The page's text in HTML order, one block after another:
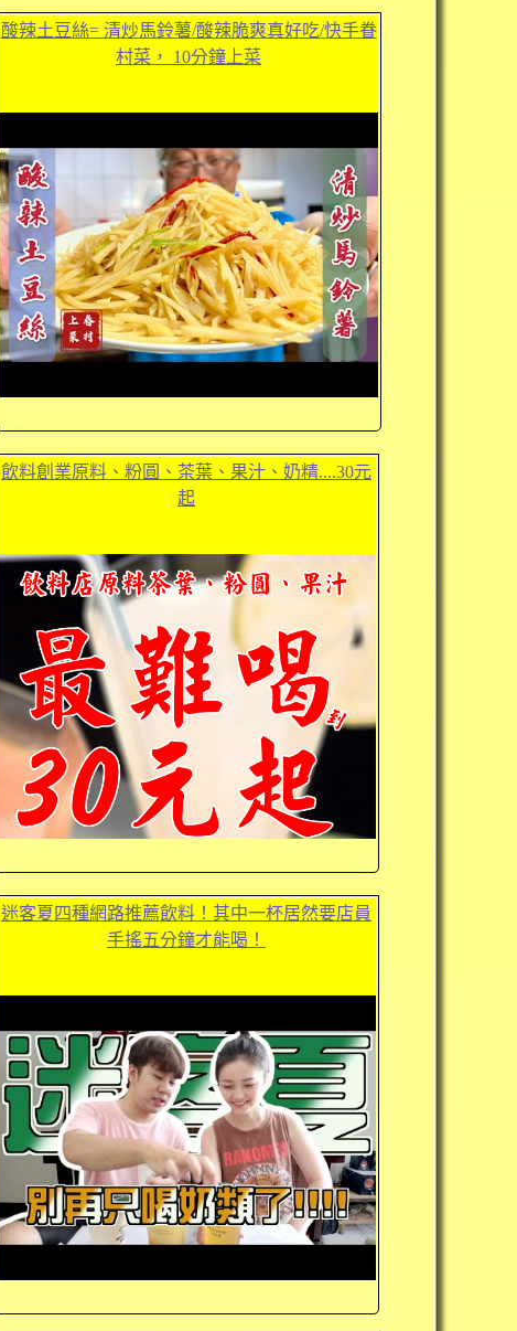
酸辣土豆絲= 清炒馬鈴薯/酸辣脆爽真好吃/快手眷
村菜， 10分鐘上菜
飲料創業原料、粉圓、茶葉、果汁、奶精....30元
起
迷客夏四種網路推薦飲料！其中一杯居然要店員
手搖五分鐘才能喝！